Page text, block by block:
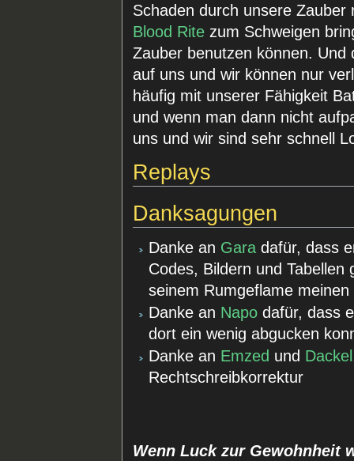
Schaden durch unsere
Blood Rite zum Schweigen
Zauber benutzen können.
auf uns und wir können nur
häufig mit unserer Fähigkeit
und wenn man dann nicht
uns und wir sind sehr schnell
Replays
Danksagungen
Danke an Gara dafür, dass
Codes, Bildern und
seinem Rumgeflame
Danke an Napo dafür, dass
dort ein wenig abgucken
Danke an Emzed und
Rechtschreibkorrektur
Wenn Luck zur Gewohnheit